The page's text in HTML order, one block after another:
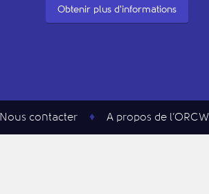
Obtenir plus d'informations
Nous contacter A propos de l’ORCW